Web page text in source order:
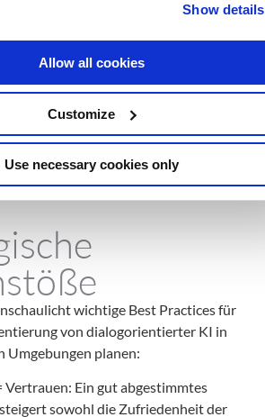
Show details
Allow all cookies
Customize
Use necessary cookies only
Workflow: Wie
Daten verarbeitet und
Beispiele für die Einrichtung
und die Anpassung der
wichtige Best Practices für
von dialogorientierter KI in
Umgebungen planen:
Vertrauen: Ein gut abgestimmtes
sowohl die Zufriedenheit der